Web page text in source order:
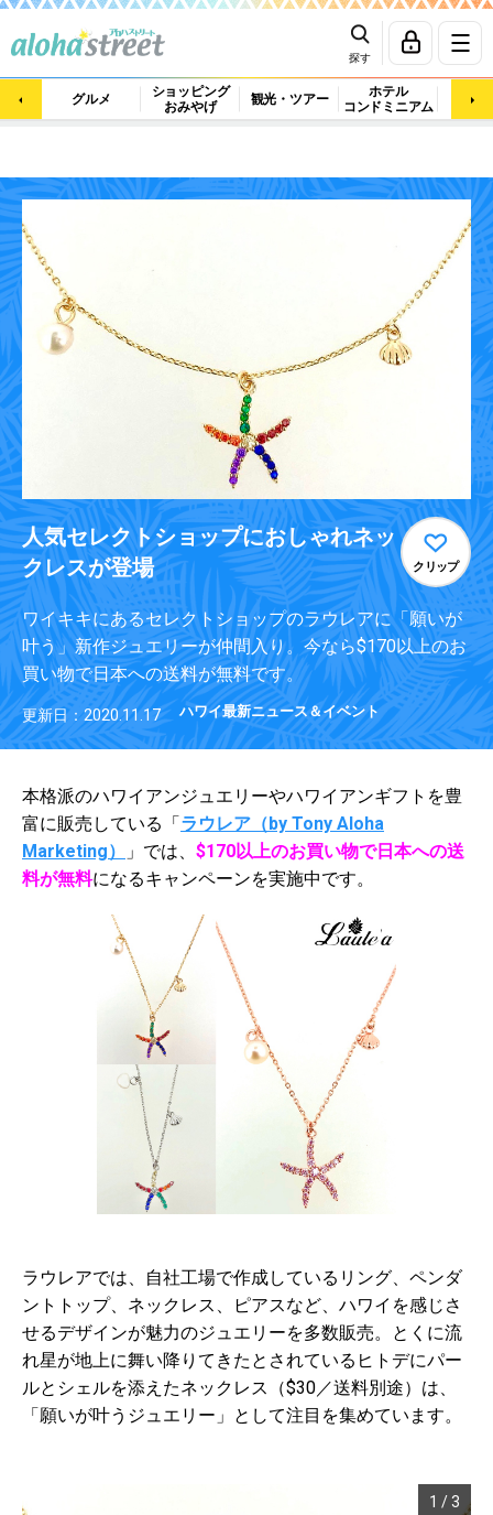
探す
グルメ
ショッピング
おみやげ
観光・ツアー
ホテル
コンドミニアム
マッ
人気セレクトショップにおしゃれネッ
クレスが登場
クリップ
ワイキキにあるセレクトショップのラウレアに「願いが
叶う」新作ジュエリーが仲間入り。今なら$170以上のお
買い物で日本への送料が無料です。
更新日：2020.11.17 ハワイ最新ニュース＆イベント
本格派のハワイアンジュエリーやハワイアンギフトを豊
富に販売している「ラウレア（by Tony Aloha
Marketing）
」では、 $170以上のお買い物で日本への送
料が無料になるキャンペーンを実施中です。
ラウレアでは、自社工場で作成しているリング、ペンダ
ントトップ、 ネックレス、ピアスなど、ハワイを感じさ
せるデザインが魅力のジュエリーを多数販売。とくに流
れ星が地上に舞い降りてきたとされているヒトデにパー
ルとシェルを添えたネックレス（$30／送料別途）は、
「願いが叶うジュエリー」として注目を集めています。
1 /3